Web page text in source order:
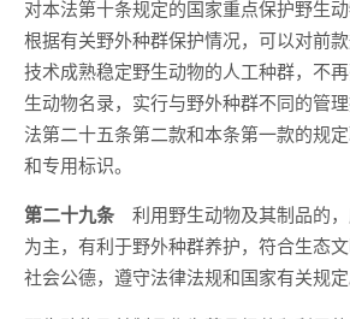
对本法第十条规定的国家重点保护野生动
根据有关野外种群保护情况，可以对前
技术成熟稳定野生动物的人工种群，不
生动物名录，实行与野外种群不同的管
法第二十五条第二款和本条第一款的规
和专用标识。
第二十九条 利用野生动物及其制品的
为主，有利于野外种群养护，符合生态
社会公德，遵守法律法规和国家有关规定